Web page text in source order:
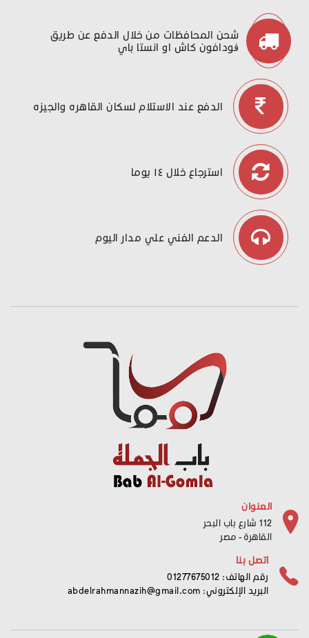
شحن المحافظات من خلال الدفع عن طريق
ڤودافون كاش او انستا باي
الدفع عند الاستلام لسكان القاهره والجيزه
استرجاع خلال ١٤ يوما
الدعم الفني علي مدار اليوم
العنوان
112 شارع باب البحر
القاهرة - مصر
اتصل بنا
رقم الهاتف: 01277675012
البريد الإلكتروني: abdelrahmannazih@gmail.com